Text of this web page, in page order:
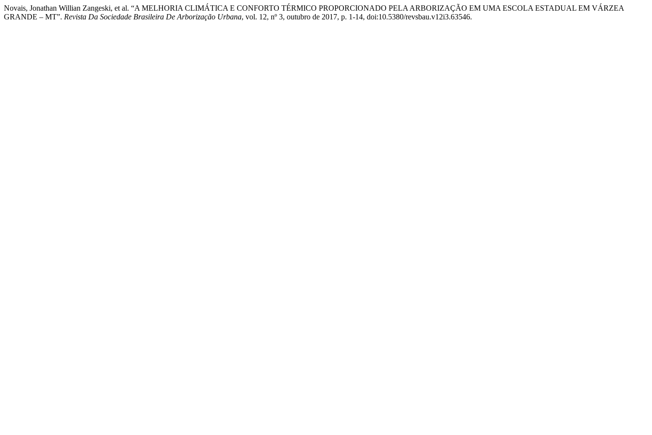
Novais, Jonathan Willian Zangeski, et al. “A MELHORIA CLIMÁTICA E CONFORTO TÉRMICO PROPORCIONADO PELA ARBORIZAÇÃO EM UMA ESCOLA ESTADUAL EM VÁRZEA
GRANDE – MT”. Revista Da Sociedade Brasileira De Arborização Urbana, vol. 12, nº 3, outubro de 2017, p. 1-14, doi:10.5380/revsbau.v12i3.63546.